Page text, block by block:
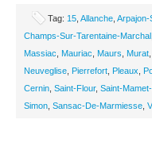
Tag: 15 Allanche Arpajon-
Champs-Sur-Tarentaine-Marchal
Massiac
Mauriac Maurs Murat
Neuveglise Pierrefort Pleaux
Cernin Saint-Flour, Saint-
Simon Sansac-De-Marmiesse